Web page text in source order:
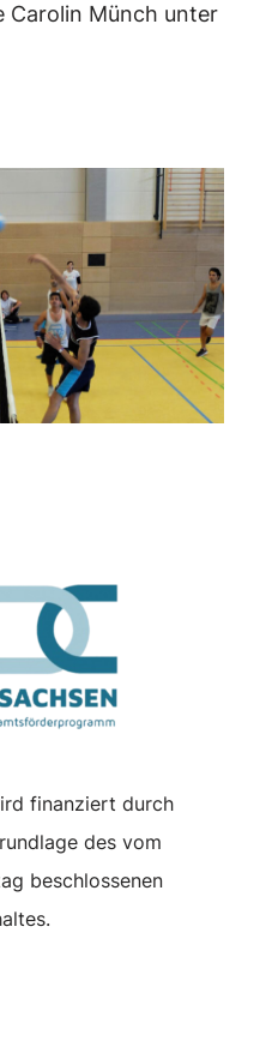
Münch unter
finanziert durch
des vom
beschlossenen